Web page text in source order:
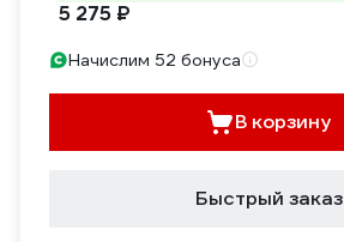
5 275 ₽
Начислим 52 бонуса
В корзину
Быстрый заказ